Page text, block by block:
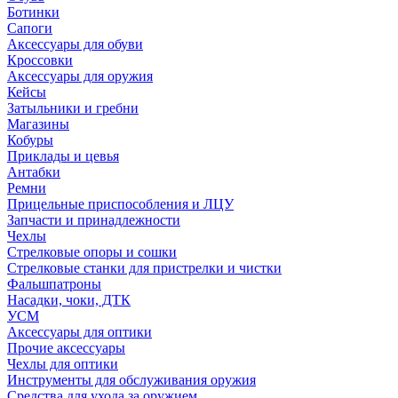
Ботинки
Сапоги
Аксессуары для обуви
Кроссовки
Аксессуары для оружия
Кейсы
Затыльники и гребни
Магазины
Кобуры
Приклады и цевья
Антабки
Ремни
Прицельные приспособления и ЛЦУ
Запчасти и принадлежности
Чехлы
Стрелковые опоры и сошки
Стрелковые станки для пристрелки и чистки
Фальшпатроны
Насадки, чоки, ДТК
УСМ
Аксессуары для оптики
Прочие аксессуары
Чехлы для оптики
Инструменты для обслуживания оружия